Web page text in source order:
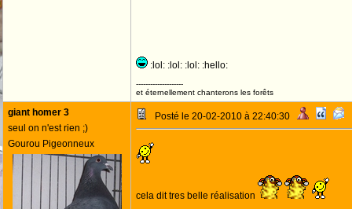
:lol: :lol: :lol: :hello:
--------------------
et éternellement chanterons les forêts
giant homer 3
seul on n'est rien ;)
Gourou Pigeonneux
Posté le 20-02-2010 à 22:40:30
cela dit tres belle réalisation